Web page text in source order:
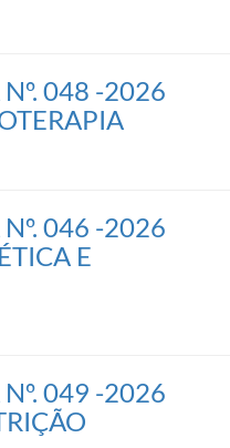
048 -2026
046 -2026
E
049 -2026